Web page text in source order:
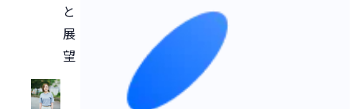
と
展
望